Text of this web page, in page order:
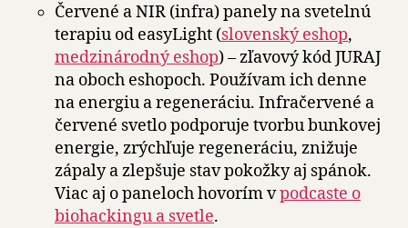
Červené a NIR (infra) panely na svetelnú
terapiu od easyLight (slovenský eshop,
medzinárodný eshop) – zľavový kód JURAJ
na oboch eshopoch. Používam ich denne
na energiu a regeneráciu. Infračervené a
červené svetlo podporuje tvorbu bunkovej
energie, zrýchľuje regeneráciu, znižuje
zápaly a zlepšuje stav pokožky aj spánok.
Viac aj o paneloch hovorím vpodcaste o
biohackingu a svetle.